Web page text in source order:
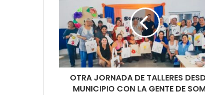
OTRA JORNADA DE TALLERES
MUNICIPIO CON LA GENTE DE